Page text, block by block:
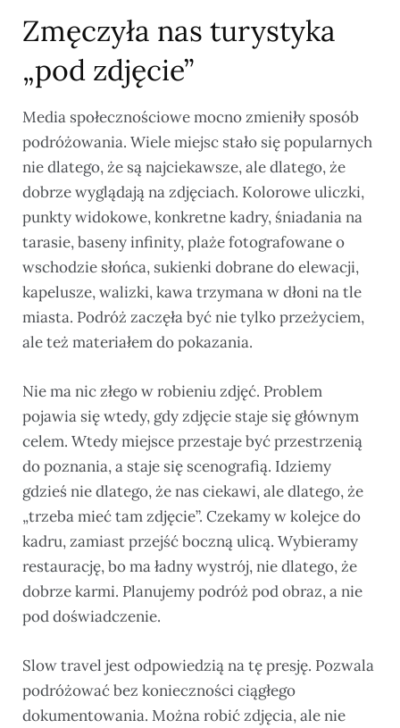
Zmęczyła nas turystyka
„pod zdjęcie”
Media społecznościowe mocno zmieniły sposób
podróżowania. Wiele miejsc stało się popularnych
nie dlatego, że są najciekawsze, ale dlatego, że
dobrze wyglądają na zdjęciach. Kolorowe uliczki,
punkty widokowe, konkretne kadry, śniadania na
tarasie, baseny infinity, plaże fotografowane o
wschodzie słońca, sukienki dobrane do elewacji,
kapelusze, walizki, kawa trzymana w dłoni na tle
miasta. Podróż zaczęła być nie tylko przeżyciem,
ale też materiałem do pokazania.
Nie ma nic złego w robieniu zdjęć. Problem
pojawia się wtedy, gdy zdjęcie staje się głównym
celem. Wtedy miejsce przestaje być przestrzenią
do poznania, a staje się scenografią. Idziemy
gdzieś nie dlatego, że nas ciekawi, ale dlatego, że
„trzeba mieć tam zdjęcie”. Czekamy w kolejce do
kadru, zamiast przejść boczną ulicą. Wybieramy
restaurację, bo ma ładny wystrój, nie dlatego, że
dobrze karmi. Planujemy podróż pod obraz, a nie
pod doświadczenie.
Slow travel jest odpowiedzią na tę presję. Pozwala
podróżować bez konieczności ciągłego
dokumentowania. Można robić zdjęcia, ale nie